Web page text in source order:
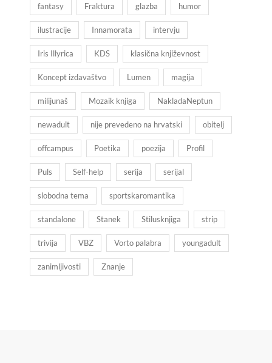
fantasy Fraktura glazba humor
ilustracije Innamorata intervju
Iris Illyrica KDS klasična književnost
Koncept izdavaštvo Lumen magija
milijunaš Mozaik knjiga NakladaNeptun
newadult nije prevedeno na hrvatski obitelj
offcampus Poetika poezija Profil
Puls Self-help serija serijal
slobodna tema sportskaromantika
standalone Stanek Stilusknjiga strip
trivija VBZ Vorto palabra youngadult
zanimljivosti Znanje